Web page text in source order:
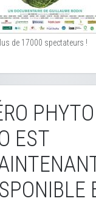
de 17000 spectateurs !
EST